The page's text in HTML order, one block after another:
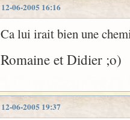
12-06-2005 16:16
Ca lui irait bien une
Romaine et Didier ;o)
12-06-2005 19:37